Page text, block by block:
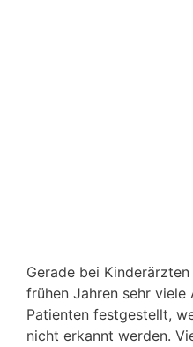
Gerade bei
frühen Jahren sehr viele
Patienten festgestellt,
nicht erkannt werden.